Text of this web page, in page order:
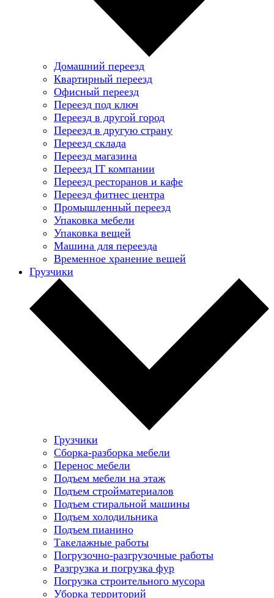
Домашний переезд
Квартирный переезд
Офисный переезд
Переезд под ключ
Переезд в другой город
Переезд в другую страну
Переезд склада
Переезд магазина
Переезд IT компании
Переезд ресторанов и кафе
Переезд фитнес центра
Промышленный переезд
Упаковка мебели
Упаковка вещей
Машина для переезда
Временное хранение вещей
Грузчики
Грузчики
Сборка-разборка мебели
Перенос мебели
Подъем мебели на этаж
Подъем стройматериалов
Подъем стиральной машины
Подъем холодильника
Подъем пианино
Такелажные работы
Погрузочно-разгрузочные работы
Разгрузка и погрузка фур
Погрузка строительного мусора
Уборка территорий